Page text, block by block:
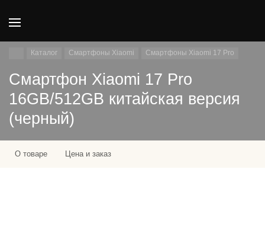
Каталог Смартфоны Xiaomi Смартфоны Xiaomi 17 Pro
Смартфон Xiaomi 17 Pro
16GB/512GB китайская версия
(черный)
О товаре Цена и заказ